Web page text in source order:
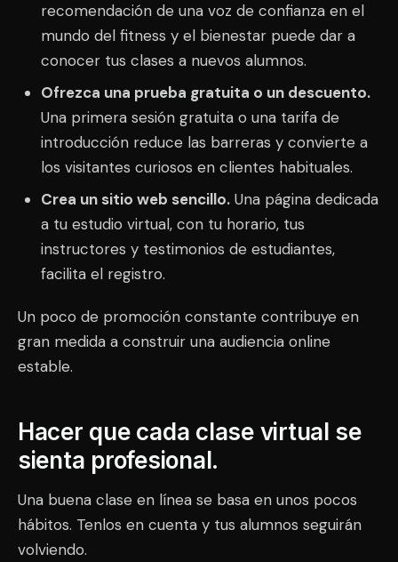
recomendación de una voz de confianza en el
mundo del fitness y el bienestar puede dar a
conocer tus clases a nuevos alumnos.
Ofrezca una prueba gratuita o un descuento.
Una primera sesión gratuita o una tarifa de
introducción reduce las barreras y convierte a
los visitantes curiosos en clientes habituales.
Crea un sitio web sencillo.Una página dedicada
a tu estudio virtual, con tu horario, tus
instructores y testimonios de estudiantes,
facilita el registro.
Un poco de promoción constante contribuye en
gran medida a construir una audiencia online
estable.
Hacer que cada clase virtual se
sienta profesional.
Una buena clase en línea se basa en unos pocos
hábitos. Tenlos en cuenta y tus alumnos seguirán
volviendo.